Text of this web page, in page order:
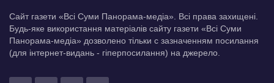
Сайт газети «Всі Суми Панорама-медіа». Всі права захищені.
Будь-яке використання матеріалів сайту газети «Всі Суми
Панорама-медіа» дозволено тільки c зазначенням посилання
(для інтернет-видань - гіперпосилання) на джерело.